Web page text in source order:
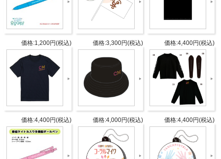
※ 1つ1つ手作業で制作している為、色や形に若干の差
が出てしまう場合がございます。
商品詳細
DETAIL
間
2026年2月21日イベント先行販売
仕様
サイズ：およそW72 x H128 x T62
価格:1,200円(税込) 価格:3,300円(税込) 価格:4,400円(税込)
価格:4,400円(税込) 価格:4,000円(税込) 価格:4,400円(税込)